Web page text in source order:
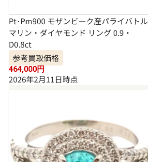
Pt･Pm900 モザンビーク産パライバトル
マリン・ダイヤモンド リング 0.9・
D0.8ct
参考買取価格
464,000円
2026年2月11日時点